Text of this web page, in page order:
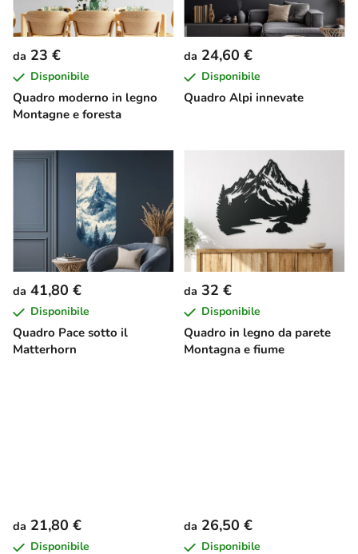
Quadro moderno in legno
Montagne e foresta
da 23 €
Disponibile
Quadro Alpi innevate
da 24,60 €
Disponibile
Quadro Pace sotto il
Matterhorn
da 41,80 €
Disponibile
Quadro in legno da parete
Montagna e fiume
da 32 €
Disponibile
da 21,80 €
Disponibile
da 26,50 €
Disponibile